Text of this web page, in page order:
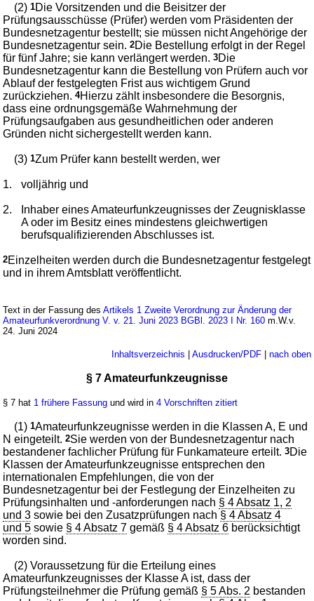
(2)1Die Vorsitzenden und die Beisitzer der
Prüfungsausschüsse (Prüfer) werden vom Präsidenten der
Bundesnetzagentur bestellt; sie müssen nicht Angehörige der
Bundesnetzagentur sein.2Die Bestellung erfolgt in der Regel
für fünf Jahre; sie kann verlängert werden.3Die
Bundesnetzagentur kann die Bestellung von Prüfern auch vor
Ablauf der festgelegten Frist aus wichtigem Grund
zurückziehen.4Hierzu zählt insbesondere die Besorgnis,
dass eine ordnungsgemäße Wahrnehmung der
Prüfungsaufgaben aus gesundheitlichen oder anderen
Gründen nicht sichergestellt werden kann.
(3)1Zum Prüfer kann bestellt werden, wer
1. volljährig und
2.
Inhaber eines Amateurfunkzeugnisses der Zeugnisklasse
A oder im Besitz eines mindestens gleichwertigen
berufsqualifizierenden Abschlusses ist.
2Einzelheiten werden durch die Bundesnetzagentur festgelegt
und in ihrem Amtsblatt veröffentlicht.
Text in der Fassung desArtikels 1 Zweite Verordnung zur Änderung der
Amateurfunkverordnung V. v. 21. Juni 2023 BGBl. 2023 I Nr. 160 m.W.v.
24. Juni 2024
Inhaltsverzeichnis | Ausdrucken/PDF| nach oben
§ 7 Amateurfunkzeugnisse
§ 7 hat 1 frühere Fassung und wird in4 Vorschriften zitiert
(1)1Amateurfunkzeugnisse werden in die Klassen A, E und
N eingeteilt.2Sie werden von der Bundesnetzagentur nach
bestandener fachlicher Prüfung für Funkamateure erteilt.3Die
Klassen der Amateurfunkzeugnisse entsprechen den
internationalen Empfehlungen, die von der
Bundesnetzagentur bei der Festlegung der Einzelheiten zu
Prüfungsinhalten und -anforderungen nach § 4 Absatz 1, 2
und 3 sowie bei den Zusatzprüfungen nach § 4 Absatz 4
und 5 sowie § 4 Absatz 7 gemäß § 4 Absatz 6 berücksichtigt
worden sind.
(2) Voraussetzung für die Erteilung eines
Amateurfunkzeugnisses der Klasse A ist, dass der
Prüfungsteilnehmer die Prüfung gemäß § 5 Abs. 2 bestanden